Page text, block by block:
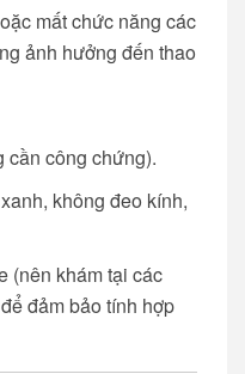
mất chức năng các
ảnh hưởng đến thao
cần công chứng).
không đeo kính,
(nên khám tại các
đảm bảo tính hợp